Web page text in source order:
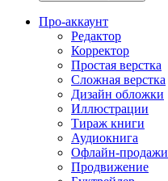
Про-аккаунт
Редактор
Корректор
Простая верстка
Сложная верстка
Дизайн обложки
Иллюстрации
Тираж книги
Аудиокнига
Офлайн-продажи
Продвижение